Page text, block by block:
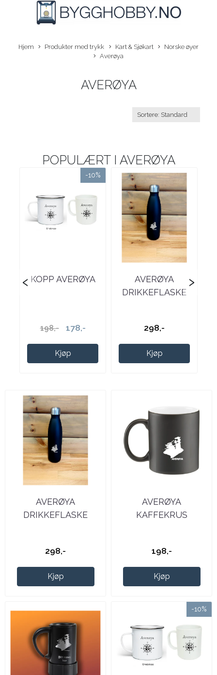
Hjem Produkter med trykk Kart & Sjøkart
Norske øyer
Averøya
AVERØYA
POPULÆRT I AVERØYA
-10%
KOPP AVERØYA
198,- 178,-
Kjøp
AVERØYA
DRIKKEFLASKE
298,-
Kjøp
‹ ›
AVERØYA
DRIKKEFLASKE
298,-
Kjøp
AVERØYA
KAFFEKRUS
198,-
Kjøp
-10%